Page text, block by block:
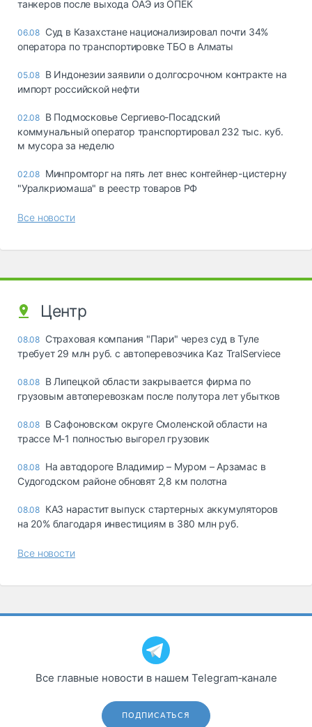
танкеров после выхода ОАЭ из ОПЕК
06.08 Суд в Казахстане национализировал почти 34%
оператора по транспортировке ТБО в Алматы
05.08 В Индонезии заявили о долгосрочном контракте на
импорт российской нефти
02.08 В Подмосковье Сергиево-Посадский
коммунальный оператор транспортировал 232 тыс. куб.
м мусора за неделю
02.08 Минпромторг на пять лет внес контейнер-цистерну
"Уралкриомаша" в реестр товаров РФ
Все новости
Центр
08.08 Страховая компания "Пари" через суд в Туле
требует 29 млн руб. с автоперевозчика Kaz TralServiece
08.08 В Липецкой области закрывается фирма по
грузовым автоперевозкам после полутора лет убытков
08.08 В Сафоновском округе Смоленской области на
трассе М-1 полностью выгорел грузовик
08.08 На автодороге Владимир – Муром – Арзамас в
Судогодском районе обновят 2,8 км полотна
08.08 КАЗ нарастит выпуск стартерных аккумуляторов
на 20% благодаря инвестициям в 380 млн руб.
Все новости
Все главные новости в нашем Telegram‑канале
ПОДПИСАТЬСЯ